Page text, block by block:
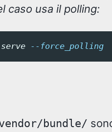
caso usa il polling:
--force_polling
bundle/